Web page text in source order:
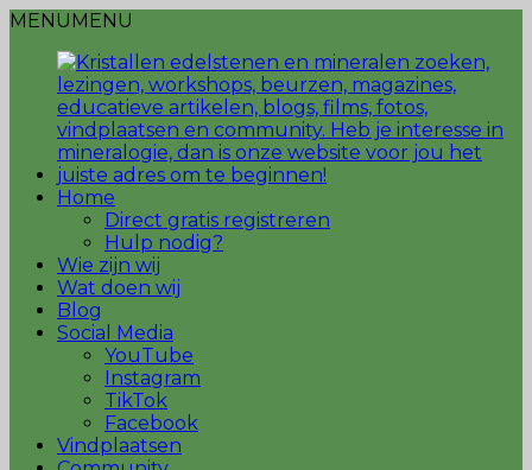
MENUMENU
Home
Direct gratis registreren
Hulp nodig?
Wie zijn wij
Wat doen wij
Blog
Social Media
YouTube
Instagram
TikTok
Facebook
Vindplaatsen